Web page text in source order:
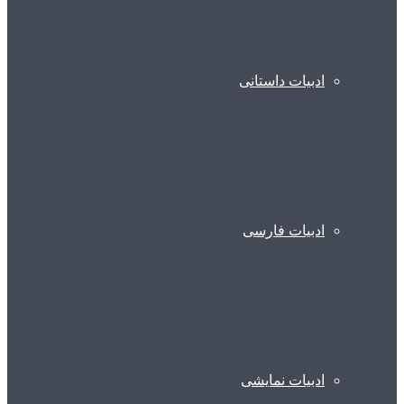
ادبیات داستانی
ادبیات فارسی
ادبیات نمایشی